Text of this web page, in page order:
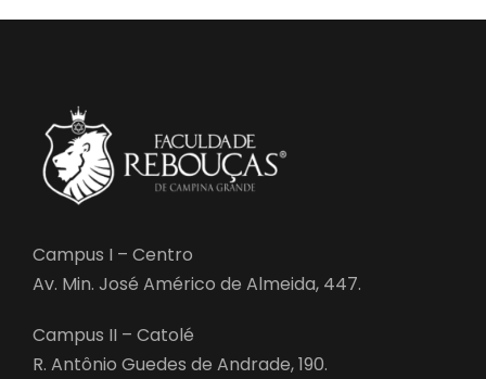
Campus I – Centro
Av. Min. José Américo de Almeida, 447.
Campus II – Catolé
R. Antônio Guedes de Andrade, 190.